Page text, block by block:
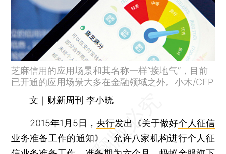
芝麻信用的应用场景和其名称一样“接地气”，目前
已开通的应用场景大多在金融领域之外。小木/CFP
文｜财新周刊 李小晓
2015年1月5日， 央行发出《关于做好个人征信
业务准备工作的通知》，允许八家机构进行个人征